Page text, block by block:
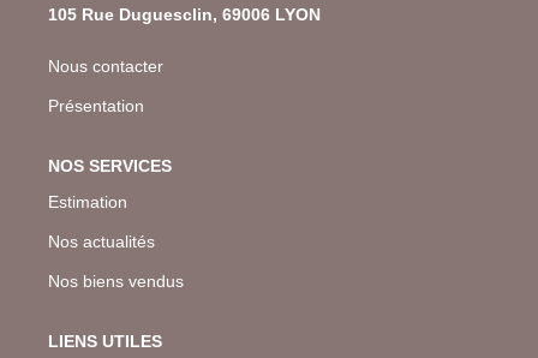
105 Rue Duguesclin, 69006 LYON
Nous contacter
Présentation
NOS SERVICES
Estimation
Nos actualités
Nos biens vendus
LIENS UTILES